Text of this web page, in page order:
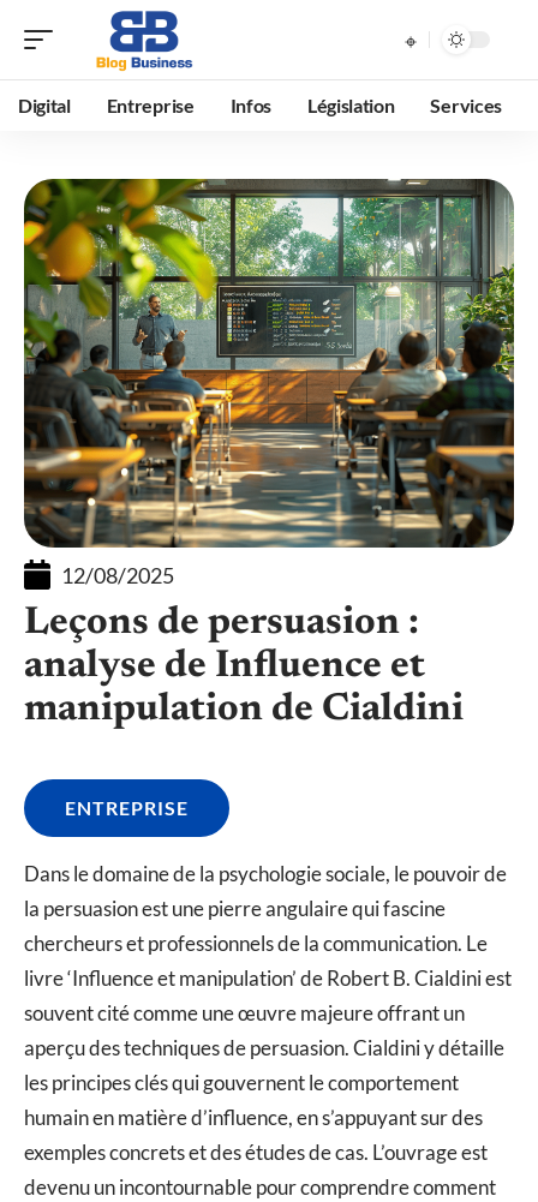
Digital Entreprise Infos Législation Services
12/08/2025
Leçons de persuasion :
analyse de Influence et
manipulation de Cialdini
ENTREPRISE
Dans le domaine de la psychologie sociale, le pouvoir de
la persuasion est une pierre angulaire qui fascine
chercheurs et professionnels de la communication. Le
livre ‘Influence et manipulation’ de Robert B. Cialdini est
souvent cité comme une œuvre majeure offrant un
aperçu des techniques de persuasion. Cialdini y détaille
les principes clés qui gouvernent le comportement
humain en matière d’influence, en s’appuyant sur des
exemples concrets et des études de cas. L’ouvrage est
devenu un incontournable pour comprendre comment